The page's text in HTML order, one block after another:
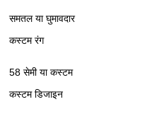
समतल या घुमावदार
कस्टम रंग
58 सेमी या कस्टम
कस्टम डिजाइन